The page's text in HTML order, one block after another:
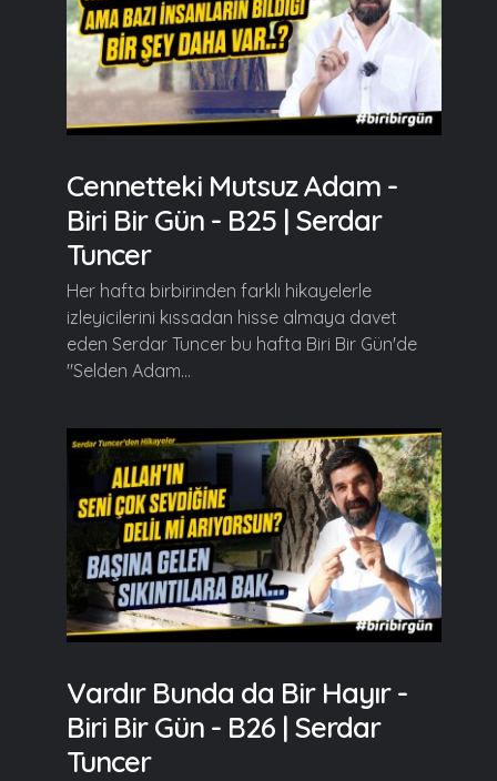
Cennetteki Mutsuz Adam -
Biri Bir Gün - B25 | Serdar
Tuncer
Her hafta birbirinden farklı hikayelerle
izleyicilerini kıssadan hisse almaya davet
eden Serdar Tuncer bu hafta Biri Bir Gün'de
"Selden Adam...
Vardır Bunda da Bir Hayır -
Biri Bir Gün - B26 | Serdar
Tuncer